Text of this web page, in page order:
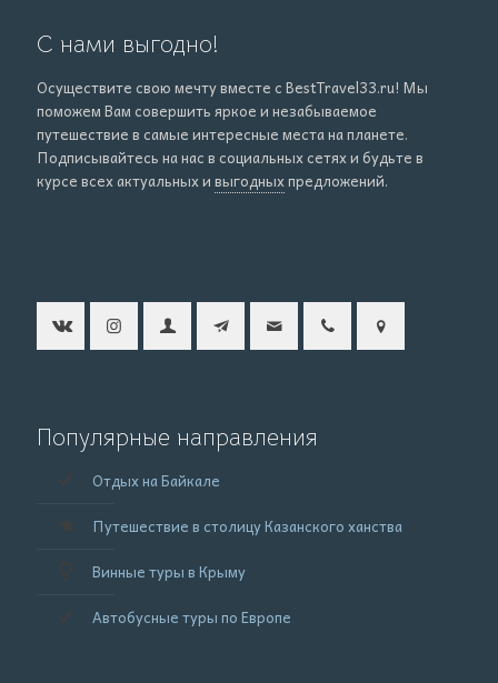
С нами выгодно!
Осуществите свою мечту вместе с BestTravel33.ru! Мы
поможем Вам совершить яркое и незабываемое
путешествие в самые интересные места на планете.
Подписывайтесь на нас в социальных сетях и будьте в
курсе всех актуальных ивыгодныхпредложений.
Популярные направления
Отдых на Байкале
Путешествие в столицу Казанского ханства
Винные туры в Крыму
Автобусные туры по Европе